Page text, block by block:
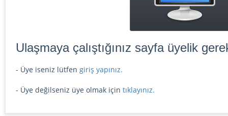
Ulaşmaya çalıştığınız sayfa üyelik
- Üye iseniz lütfen giriş yapınız.
- Üye değilseniz üye olmak için tıklayınız.